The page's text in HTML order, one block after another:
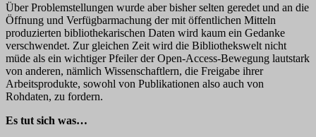
Über Problemstellungen wurde aber bisher selten geredet und an die
Öffnung und Verfügbarmachung der mit öffentlichen Mitteln
produzierten bibliothekarischen Daten wird kaum ein Gedanke
verschwendet. Zur gleichen Zeit wird die Bibliothekswelt nicht
müde als ein wichtiger Pfeiler der Open-Access-Bewegung lautstark
von anderen, nämlich Wissenschaftlern, die Freigabe ihrer
Arbeitsprodukte, sowohl von Publikationen also auch von
Rohdaten, zu fordern.
Es tut sich was…